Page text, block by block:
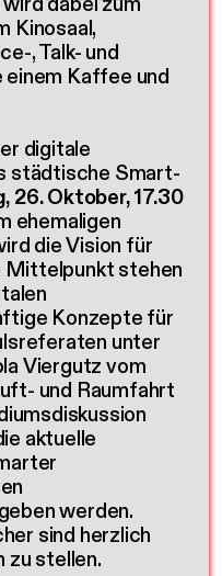
Kinosaal,
, Talk- und
Kaffee und
digitale
städtische Smart-
26. Oktober, 17.30
ehemaligen
die Vision für
Mittelpunkt stehen
Konzepte für
unter
Viergutz vom
und Raumfahrt
aktuelle
werden.
sind herzlich
zu stellen.